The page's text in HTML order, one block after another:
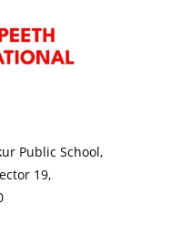
Public School,
19,